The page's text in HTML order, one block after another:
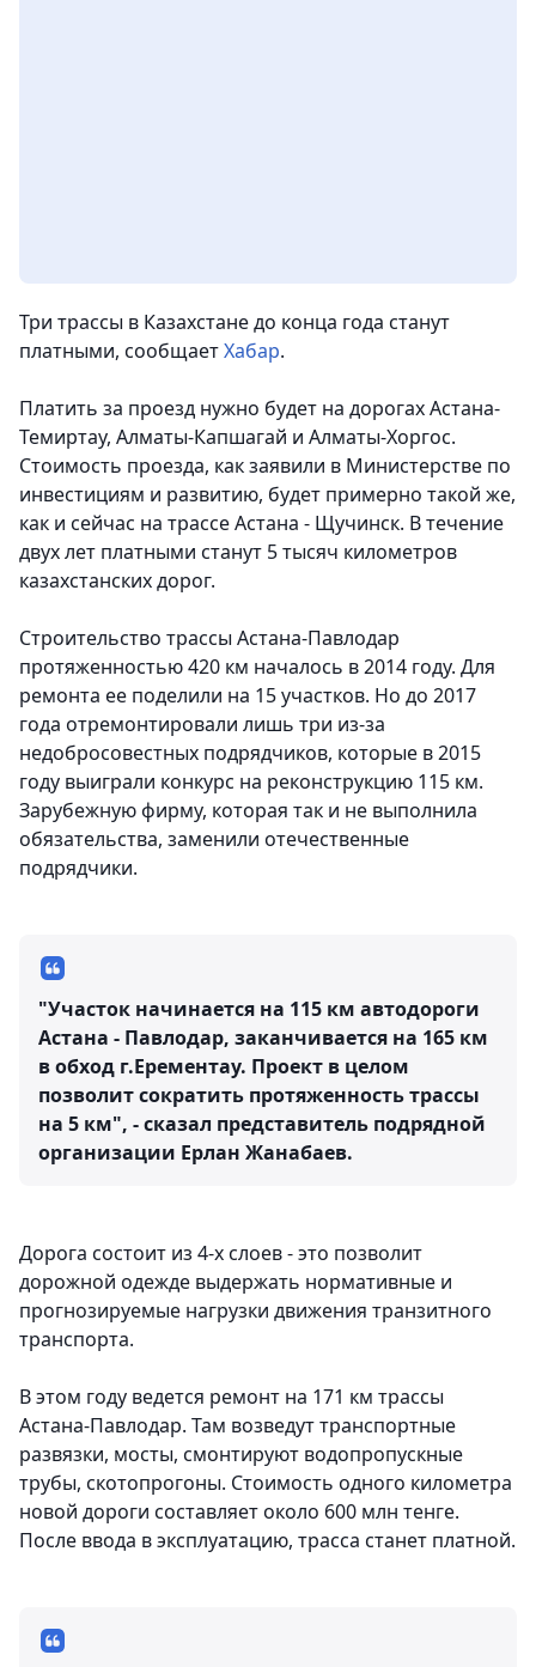
Три трассы в Казахстане до конца года станут
платными, сообщаетХабар.
Платить за проезд нужно будет на дорогах Астана-
Темиртау, Алматы-Капшагай и Алматы-Хоргос.
Стоимость проезда, как заявили в Министерстве по
инвестициям и развитию, будет примерно такой же,
как и сейчас на трассе Астана - Щучинск. В течение
двух лет платными станут 5 тысяч километров
казахстанских дорог.
Строительство трассы Астана-Павлодар
протяженностью 420 км началось в 2014 году. Для
ремонта ее поделили на 15 участков. Но до 2017
года отремонтировали лишь три из-за
недобросовестных подрядчиков, которые в 2015
году выиграли конкурс на реконструкцию 115 км.
Зарубежную фирму, которая так и не выполнила
обязательства, заменили отечественные
подрядчики.
"Участок начинается на 115 км автодороги
Астана - Павлодар, заканчивается на 165 км
в обход г.Ерементау. Проект в целом
позволит сократить протяженность трассы
на 5 км", - сказал представитель подрядной
организации Ерлан Жанабаев.
Дорога состоит из 4-х слоев - это позволит
дорожной одежде выдержать нормативные и
прогнозируемые нагрузки движения транзитного
транспорта.
В этом году ведется ремонт на 171 км трассы
Астана-Павлодар. Там возведут транспортные
развязки, мосты, смонтируют водопропускные
трубы, скотопрогоны. Стоимость одного километра
новой дороги составляет около 600 млн тенге.
После ввода в эксплуатацию, трасса станет платной.